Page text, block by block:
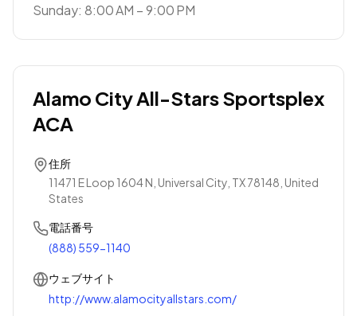
Sunday: 8:00 AM – 9:00 PM
Alamo City All-Stars Sportsplex
ACA
住所
11471 E Loop 1604 N, Universal City, TX 78148, United
States
電話番号
(888) 559-1140
ウェブサイト
http://www.alamocityallstars.com/